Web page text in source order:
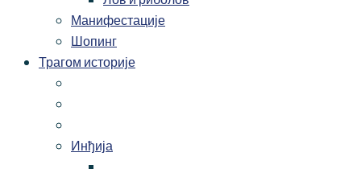
Манифестације
Шопинг
Трагом историје
Инђија